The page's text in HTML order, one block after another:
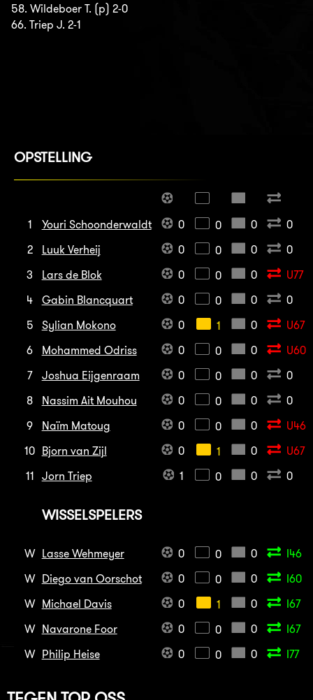
58. Wildeboer T. (p) 2-0
66. Triep J. 2-1
OPSTELLING
1 Youri Schoonderwaldt 0 0 0
0
2
Luuk Verheij 0 0 0
0
3
Lars de Blok 0 0 0
U77
4
Gabin Blancquart 0 0 0
0
5
Sylian Mokono 0 1 0
U67
6
Mohammed Odriss 0 0 0
U60
7
Joshua Eijgenraam 0 0 0
0
8
Nassim Ait Mouhou 0 0 0
0
9
Naïm Matoug 0 0 0
U46
10 Bjorn van Zijl 0 1 0
U67
11
Jorn Triep 1 0 0 0
WISSELSPELERS
W Lasse Wehmeyer 0 0 0
I46
W Diego van Oorschot 0 0 0
I60
W Michael Davis 0 1 0
I67
W Navarone Foor 0 0 0
I67
W Philip Heise 0 0 0 I77